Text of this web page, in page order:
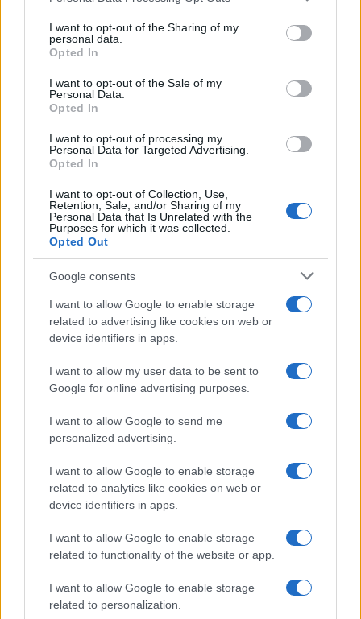
not limited to your visit or usage behaviour. You may click to
grant or deny consent to Google and its third-party tags to
use your data for below specified purposes in below Google
consent section.
I want to opt-out of the Sharing of my
personal data.
Opted In
I want to opt-out of the Sale of my
Personal Data.
Opted In
I want to opt-out of processing my
Personal Data for Targeted Advertising.
Opted In
I want to opt-out of Collection, Use,
Retention, Sale, and/or Sharing of my
Personal Data that Is Unrelated with the
Purposes for which it was collected.
Opted Out
Google consents
I want to allow Google to enable storage
related to advertising like cookies on web or
device identifiers in apps.
I want to allow my user data to be sent to
Google for online advertising purposes.
I want to allow Google to send me
personalized advertising.
I want to allow Google to enable storage
related to analytics like cookies on web or
device identifiers in apps.
I want to allow Google to enable storage
related to functionality of the website or app.
I want to allow Google to enable storage
related to personalization.
Lesújtva fogadtuk a hírt: meghalt a Rebbe
bizalmasa